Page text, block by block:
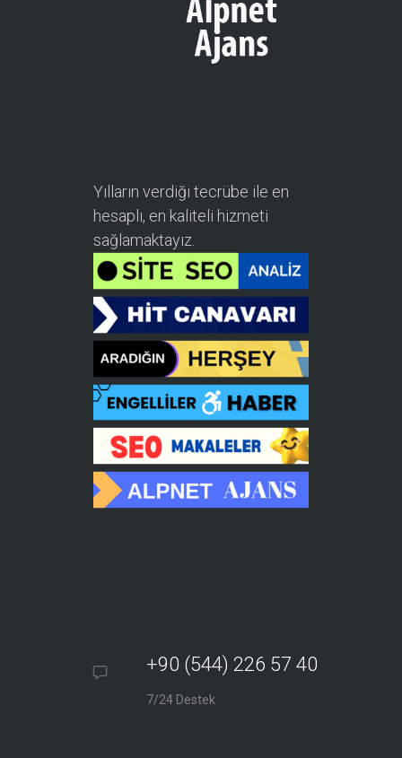
Yılların verdiği tecrübe ile en
hesaplı, en kaliteli hizmeti
sağlamaktayız.
+90 (544) 226 57 40
7/24 Destek